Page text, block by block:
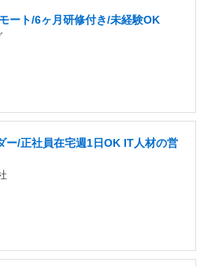
ート/6ヶ月研修付き/未経験OK
ー/正社員在宅週1日OK IT人材の営